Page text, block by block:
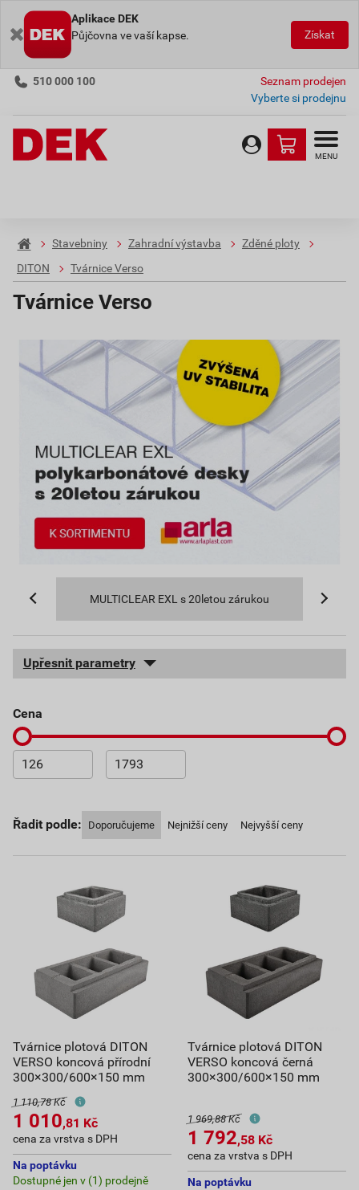
Aplikace DEK
Půjčovna ve vaší kapse.
Získat
510 000 100
Seznam prodejen
Vyberte si prodejnu
MENU
Stavebniny Zahradní výstavba
Zděné ploty
DITON
Tvárnice Verso
Tvárnice Verso
MULTICLEAR EXL s 20letou zárukou
Upřesnit parametry
cena
Řadit podle: Doporučujeme Nejnižší ceny Nejvyšší ceny
Tvárnice plotová DITON
VERSO koncová přírodní
300×300/600×150 mm
1 110,78 Kč
1 010,81 Kč
cena za vrstva s DPH
Na poptávku
Dostupné jen v (1) prodejně
Tvárnice plotová DITON
VERSO koncová černá
300×300/600×150 mm
1 969,88 Kč
1 792,58 Kč
cena za vrstva s DPH
Na poptávku